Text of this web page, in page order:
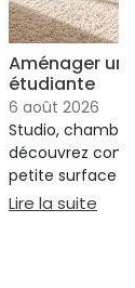
minutes
Aménager un
étudiante
6 août 2026
Studio,
découvrez
petite surface à
confort ni
Lire la suite